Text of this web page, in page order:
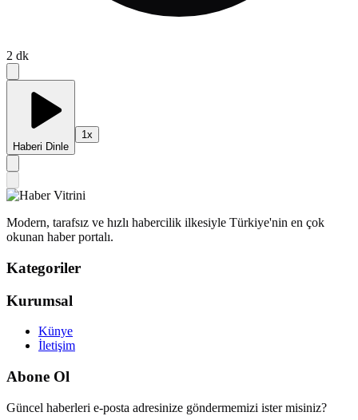
2 dk
Haberi Dinle
1x
Modern, tarafsız ve hızlı habercilik ilkesiyle Türkiye'nin en çok
okunan haber portalı.
Kategoriler
Kurumsal
Künye
İletişim
Abone Ol
Güncel haberleri e-posta adresinize göndermemizi ister misiniz?